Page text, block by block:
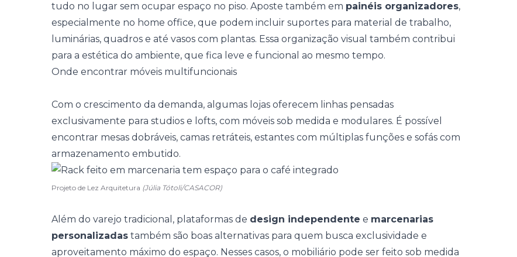
tudo no lugar sem ocupar espaço no piso. Aposte também em painéis organizadores,
especialmente no home office, que podem incluir suportes para material de trabalho,
luminárias, quadros e até vasos com plantas. Essa organização visual também contribui
para a estética do ambiente, que fica leve e funcional ao mesmo tempo.
Onde encontrar móveis multifuncionais
Com o crescimento da demanda, algumas lojas oferecem linhas pensadas
exclusivamente para studios e lofts, com móveis sob medida e modulares. É possível
encontrar mesas dobráveis, camas retráteis, estantes com múltiplas funções e sofás com
armazenamento embutido.
Projeto de Lez Arquitetura (Júlia Tótoli/CASACOR)
Além do varejo tradicional, plataformas de design independente e marcenarias
personalizadas também são boas alternativas para quem busca exclusividade e
aproveitamento máximo do espaço. Nesses casos, o mobiliário pode ser feito sob medida